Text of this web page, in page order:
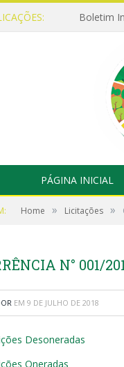
Boletim
PÁGINA INICIAL
Home » Licitações »
N° 001/
EM 9 DE JULHO DE 2018
Desoneradas
Oneradas